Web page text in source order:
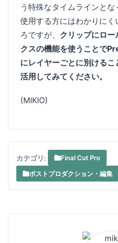
う特殊なタイムラインと
使用する方にはわかりにく
ろですが、 クリップにロー
クスの機能を使うことで
にレイヤーごとに別ける
活用してみてください。
(MIKIO)
カテゴリ:
Final Cut Pro
ポストプロダクション・編集